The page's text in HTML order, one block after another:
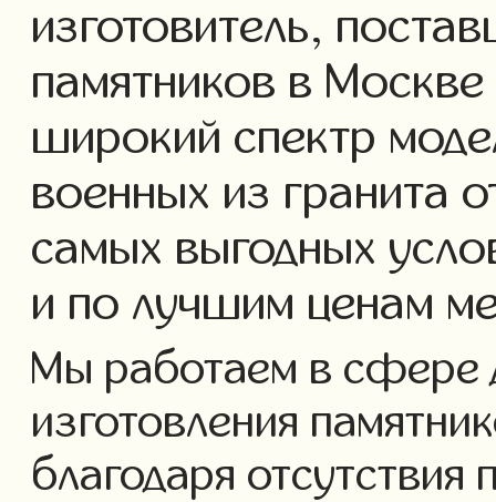
изготовитель,
памятников в
широкий спектр
военных из гранита
самых выгодных
и по лучшим ценам
Мы работаем в сфере
изготовления
благодаря отсутствия